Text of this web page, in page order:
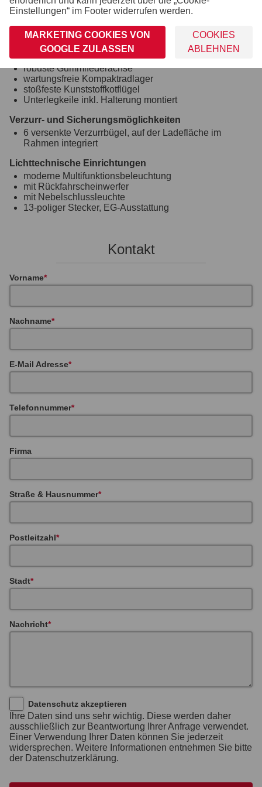
durchgängiger, rutschhemmender und wasserfester
Siebdruckholzboden
12 mm stark
Räder und Achsen
robuste Gummifederachse
wartungsfreie Kompaktradlager
stoßfeste Kunststoffkotflügel
Unterlegkeile inkl. Halterung montiert
Verzurr- und Sicherungsmöglichkeiten
6 versenkte Verzurrbügel, auf der Ladefläche im
Rahmen integriert
Lichttechnische Einrichtungen
moderne Multifunktionsbeleuchtung
mit Rückfahrscheinwerfer
mit Nebelschlussleuchte
13-poliger Stecker, EG-Ausstattung
Kontakt
Vorname
Nachname
E-Mail Adresse
Telefonnummer
Firma
Straße & Hausnummer
Postleitzahl
Stadt
Nachricht
Datenschutz akzeptieren
Ihre Daten sind uns sehr wichtig. Diese werden daher
ausschließlich zur Beantwortung Ihrer Anfrage verwendet.
Einer Verwendung Ihrer Daten können Sie jederzeit
widersprechen. Weitere Informationen entnehmen Sie bitte
der Datenschutzerklärung.
Einstellungen“ im Footer widerrufen werden.
MARKETING COOKIES VON
GOOGLE ZULASSEN
COOKIES
ABLEHNEN